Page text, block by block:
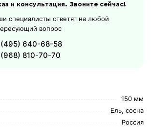
150 мм
Ель, сосна
Россия
и консультация. Звоните сейчас!
специалисты ответят на любой
вопрос
(495) 640-68-58
810-70-70